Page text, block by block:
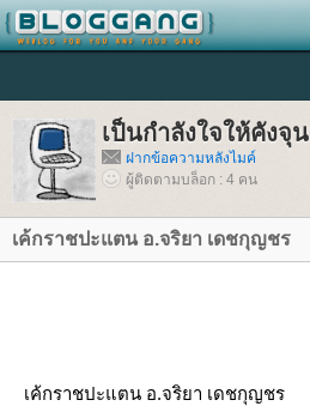
เป็นกำลังใจให้คังจุน
ฝากข้อความหลังไมค์
ผู้ติดตามบล็อก : 4 คน
เค้กราชปะแตน อ.จริยา เดชกุญชร
เค้กราชปะแตน อ.จริยา เดชกุญชร